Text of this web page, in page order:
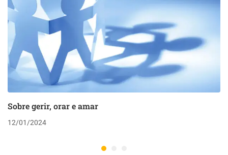
Sobre gerir, orar e amar
12/01/2024